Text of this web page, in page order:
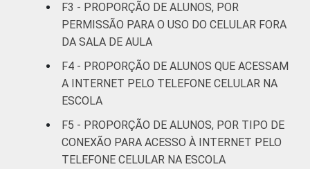
8ª série / 9º
ano do
34 9
2º ano do
Médio
Base: 7955 alunos usuários de Internet.
F3 - PROPORÇÃO DE ALUNOS, POR
PERMISSÃO PARA O USO DO CELULAR FORA
DA SALA DE AULA
F4 - PROPORÇÃO DE ALUNOS QUE ACESSAM
A INTERNET PELO TELEFONE CELULAR NA
ESCOLA
F5 - PROPORÇÃO DE ALUNOS, POR TIPO DE
CONEXÃO PARA ACESSO À INTERNET PELO
TELEFONE CELULAR NA ESCOLA